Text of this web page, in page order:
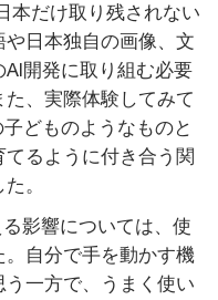
本だけ取り残されない
日本独自の画像、文
開発に取り組む必要
、実際体験してみて
どものようなものと
るように付き合う関
。
影響については、使
自分で手を動かす機
一方で、うまく使い